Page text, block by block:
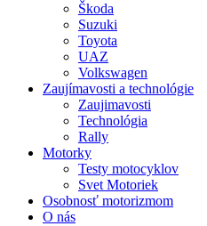
Škoda
Suzuki
Toyota
UAZ
Volkswagen
Zaujímavosti a technológie
Zaujimavosti
Technológia
Rally
Motorky
Testy motocyklov
Svet Motoriek
Osobnosť motorizmom
O nás